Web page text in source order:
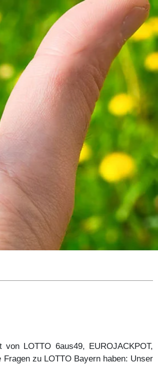
LOTTO 6aus49, EUROJACKPOT,
zu LOTTO Bayern haben: Unser